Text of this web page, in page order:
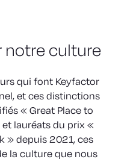
notre culture
qui font Keyfactor
et ces distinctions
« Great Place to
lauréats du prix «
» depuis 2021, ces
la culture que nous